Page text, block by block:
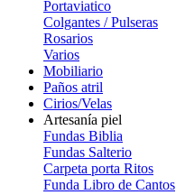
Portaviatico
Colgantes / Pulseras
Rosarios
Varios
Mobiliario
Paños atril
Cirios/Velas
Artesanía piel
Fundas Biblia
Fundas Salterio
Carpeta porta Ritos
Funda Libro de Cantos